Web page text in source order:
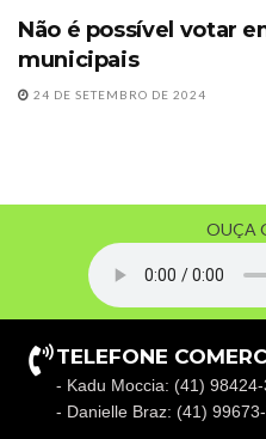
Não é possível votar
municipais
24 DE SETEMBRO DE 2024
OUÇA
TELEFONE
- Kadu Moccia: (41)
- Danielle Braz: (41)